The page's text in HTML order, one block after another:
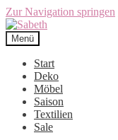
Zur Navigation springen
Menü
Start
Deko
Möbel
Saison
Textilien
Sale